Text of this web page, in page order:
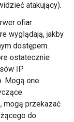
atakujący).
ofiar
wyglądają, jakby
dostępem.
ostatecznie
IP
Mogą one
mogą przekazać
do